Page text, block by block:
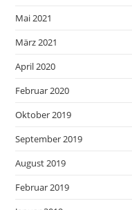
Mai 2021
März 2021
April 2020
Februar 2020
Oktober 2019
September 2019
August 2019
Februar 2019